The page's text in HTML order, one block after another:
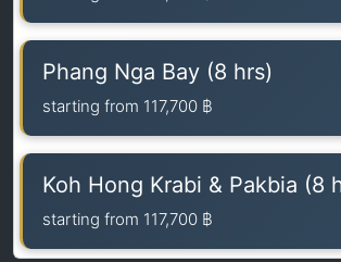
Phang Nga Bay (8 hrs)
starting from 117,700 ฿
Koh Hong Krabi & Pakbia (8
starting from 117,700 ฿